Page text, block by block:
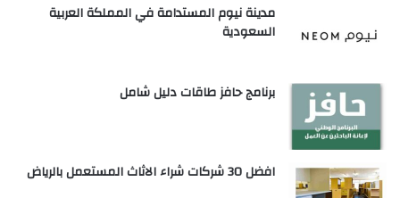
مدينة نيوم المستدامة في المملكة العربية
السعودية
برنامج حافز طاقات دليل شامل
افضل 30 شركات شراء الاثاث المستعمل بالرياض